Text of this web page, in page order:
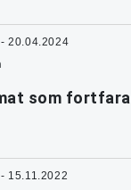
20.04.2024
som
15.11.2022